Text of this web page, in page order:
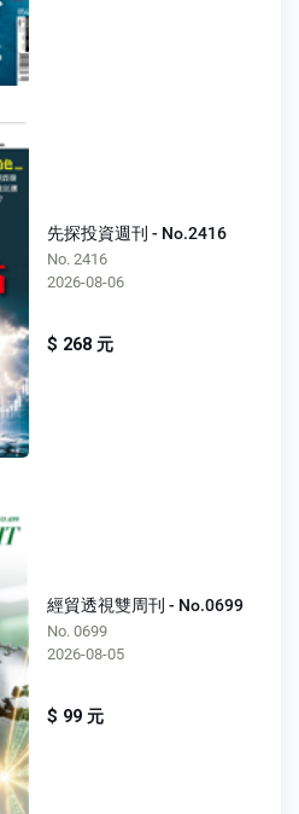
先探投資週刊 - No.2416
No. 2416
2026-08-06
$ 268 元
經貿透視雙周刊 - No.0699
No. 0699
2026-08-05
$ 99 元